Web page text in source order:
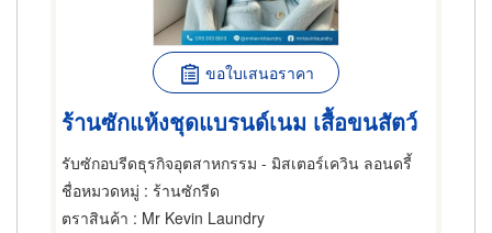
ขอใบเสนอราคา
ร้านซักแห้งชุดแบรนด์เนม เสื้อขนสัตว์
รับซักอบรีดธุรกิจอุตสาหกรรม - มิสเตอร์เควิน ลอนดรี้
ชื่อหมวดหมู่ : ร้านซักรีด
ตราสินค้า : Mr Kevin Laundry